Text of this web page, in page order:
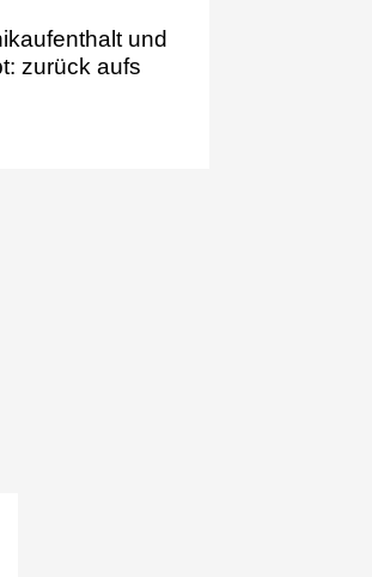
und
zurück aufs